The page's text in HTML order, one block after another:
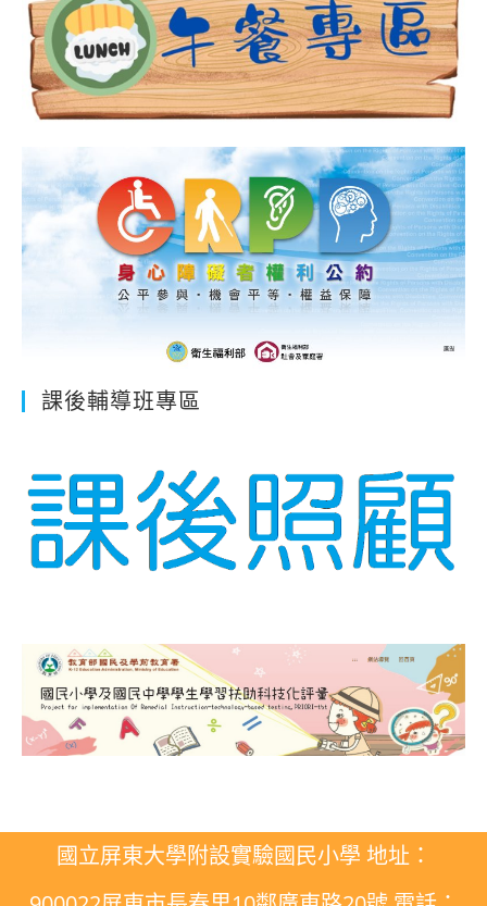
課後輔導班專區
國立屏東大學附設實驗國民小學 地址：